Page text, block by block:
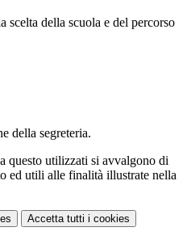
scelta della scuola e del percorso
della segreteria.
questo utilizzati si avvalgono di
ed utili alle finalità illustrate nella
Accetta tutti i cookies